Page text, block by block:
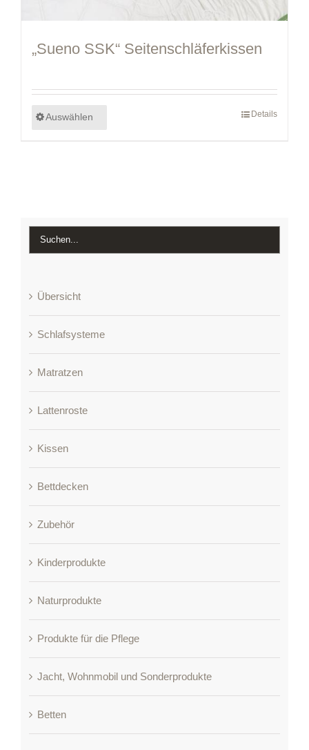
„Sueno SSK“ Seitenschläferkissen
Auswählen Details
Übersicht
Schlafsysteme
Matratzen
Lattenroste
Kissen
Bettdecken
Zubehör
Kinderprodukte
Naturprodukte
Produkte für die Pflege
Jacht, Wohnmobil und Sonderprodukte
Betten